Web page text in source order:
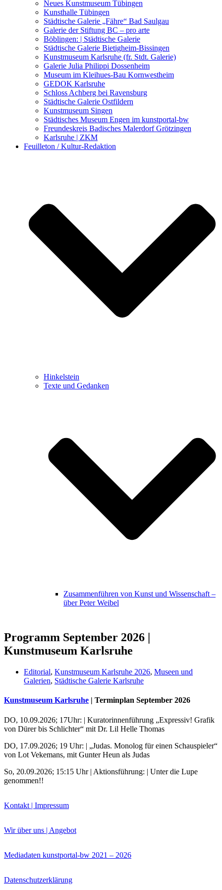
Kunstwettbewerbe, Ausschreibungen für Künstler
Neues Kunstmuseum Tübingen
Kunsthalle Tübingen
Städtische Galerie „Fähre“ Bad Saulgau
Galerie der Stiftung BC – pro arte
Böblingen: | Städtische Galerie
Städtische Galerie Bietigheim-Bissingen
Kunstmuseum Karlsruhe (fr. Stdt. Galerie)
Galerie Julia Philippi Dossenheim
Museum im Kleihues-Bau Kornwestheim
GEDOK Karlsruhe
Schloss Achberg bei Ravensburg
Städtische Galerie Ostfildern
Kunstmuseum Singen
Städtisches Museum Engen im kunstportal-bw
Freundeskreis Badisches Malerdorf Grötzingen
Karlsruhe | ZKM
Feuilleton / Kultur-Redaktion
Hinkelstein
Texte und Gedanken
Zusammenführen von Kunst und Wissenschaft –
über Peter Weibel
Programm September 2026 |
Kunstmuseum Karlsruhe
Editorial, Kunstmuseum Karlsruhe 2026, Museen und
Galerien, Städtische Galerie Karlsruhe
Kunstmuseum Karlsruhe | Terminplan September 2026
DO, 10.09.2026; 17Uhr: | Kuratorinnenführung „Expressiv! Grafik
von Dürer bis Schlichter“ mit Dr. Lil Helle Thomas
DO, 17.09.2026; 19 Uhr: | „Judas. Monolog für einen Schauspieler“
von Lot Vekemans, mit Gunter Heun als Judas
So, 20.09.2026; 15:15 Uhr | Aktionsführung: | Unter die Lupe
genommen!!
Kontakt | Impressum
Wir über uns | Angebot
Mediadaten kunstportal-bw 2021 – 2026
Datenschutzerklärung